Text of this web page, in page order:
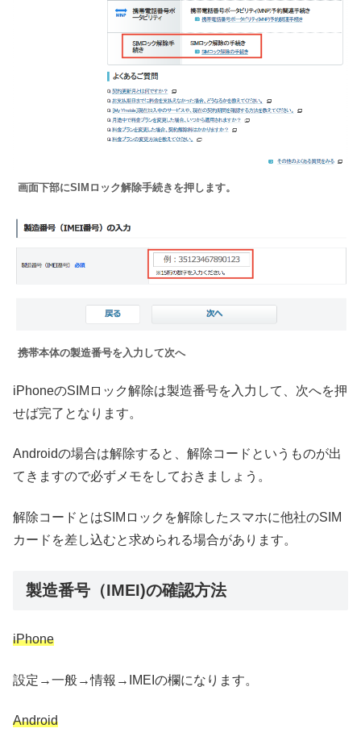
画面下部にSIMロック解除手続きを押します。
携帯本体の製造番号を入力して次へ
iPhoneのSIMロック解除は製造番号を入力して、次へを押
せば完了となります。
Androidの場合は解除すると、解除コードというものが出
てきますので必ずメモをしておきましょう。
解除コードとはSIMロックを解除したスマホに他社のSIM
カードを差し込むと求められる場合があります。
製造番号（IMEI)の確認方法
iPhone
設定→一般→情報→IMEIの欄になります。
Android